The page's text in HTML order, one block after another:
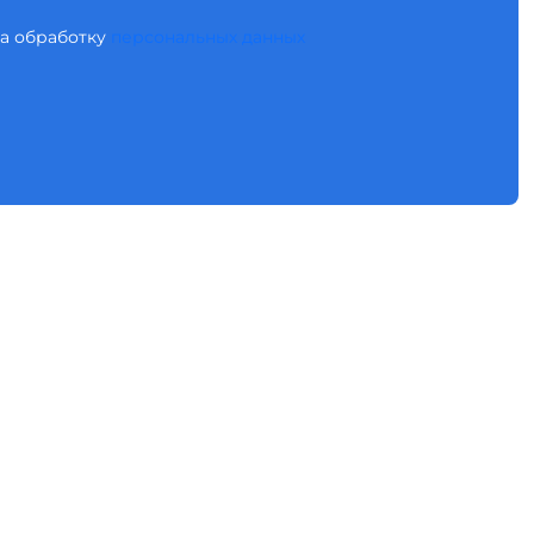
обработку персональных данных